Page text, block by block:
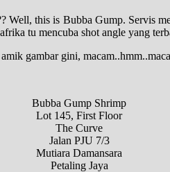
this is Bubba Gump. Servis
tu mencuba shot angle yang
gambar gini,
Bubba Gump Shrimp
Lot 145, First Floor
The Curve
Jalan PJU 7/3
Mutiara Damansara
Petaling Jaya